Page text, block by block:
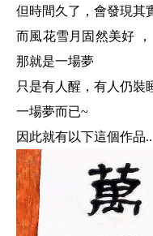
但時間久了，會發現其
而風花雪月固然美好
那就是一場夢
只是有人醒，有人仍裝
一場夢而已~
因此就有以下這個作品